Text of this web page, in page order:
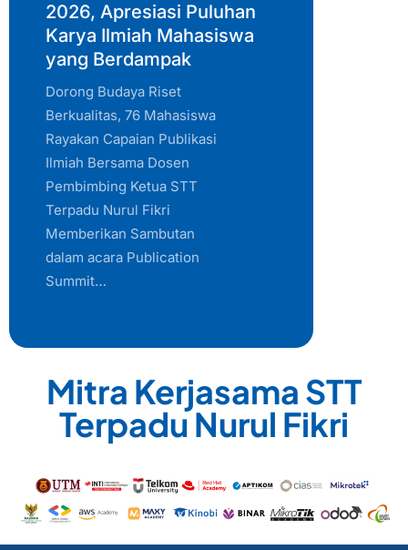
2026, Apresiasi Puluhan
Karya Ilmiah Mahasiswa
yang Berdampak
Dorong Budaya Riset
Berkualitas, 76 Mahasiswa
Rayakan Capaian Publikasi
Ilmiah Bersama Dosen
Pembimbing Ketua STT
Terpadu Nurul Fikri
Memberikan Sambutan
dalam acara Publication
Summit…
Mitra Kerjasama STT
Terpadu Nurul Fikri